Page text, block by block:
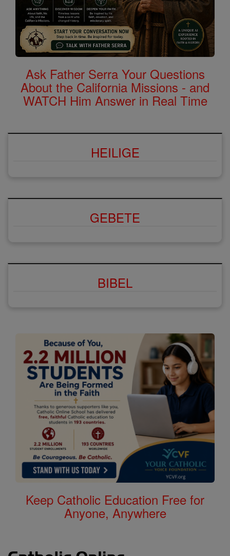
Ask Father Serra Your Questions
About the California Missions - and
WATCH Him Answer in Real Time
HEILIGE
GEBETE
BIBEL
Keep Catholic Education Free for
Anyone, Anywhere